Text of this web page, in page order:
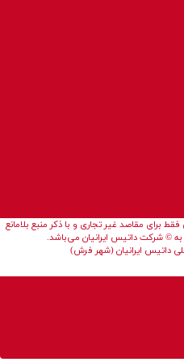
برای مقاصد غیر تجاری و با ذکر منبع بلامانع
© شرکت داتیس ایرانیان می‌باشد.
داتیس ایرانیان (شهر فرش)